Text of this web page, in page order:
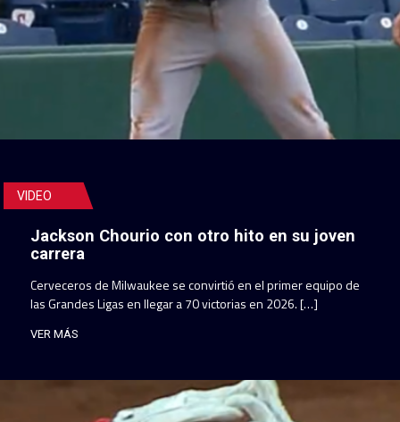
VIDEO
Jackson Chourio con otro hito en su joven
carrera
Cerveceros de Milwaukee se convirtió en el primer equipo de
las Grandes Ligas en llegar a 70 victorias en 2026. […]
VER MÁS